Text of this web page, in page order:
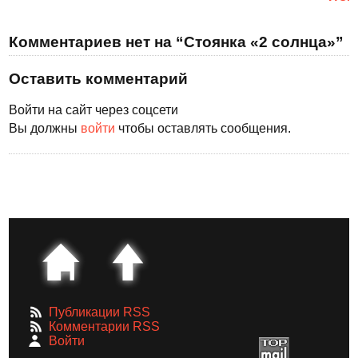
Комментариев нет на “Стоянка «2 солнца»”
Оставить комментарий
Войти на сайт через соцсети
Вы должны войти чтобы оставлять сообщения.
Публикации RSS
Комментарии RSS
Войти